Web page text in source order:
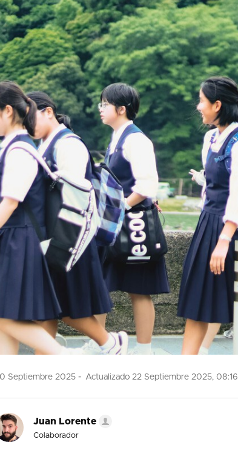
Septiembre 2025 Actualizado 22 Septiembre 2025, 08:16
Juan Lorente
Colaborador